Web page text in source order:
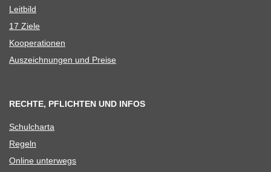
Leit­bild
17 Ziele
Koope­ra­tio­nen
Aus­zeich­nun­gen und Preise
RECHTE, PFLICHTEN UND INFOS
Schul­charta
Regeln
Online unter­wegs